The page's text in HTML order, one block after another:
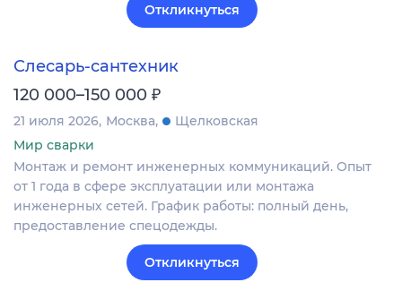
Откликнуться
Слесарь-сантехник
120 000–150 000 ₽
21 июля 2026 Москва
Щелковская
Мир сварки
Монтаж и ремонт инженерных коммуникаций. Опыт
от 1 года в сфере эксплуатации или монтажа
инженерных сетей. График работы: полный день,
предоставление спецодежды.
Откликнуться